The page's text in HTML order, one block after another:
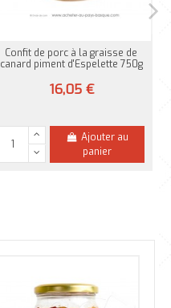
Confit de porc à la graisse de
canard piment d'Espelette 750g
16,05 €
Ajouter au
panier